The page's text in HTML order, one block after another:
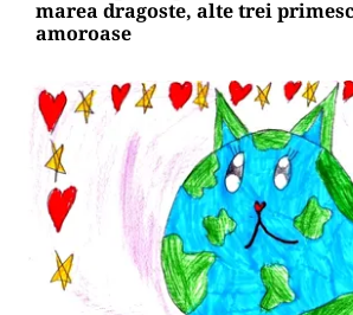
marea dragoste, alte trei
amoroase